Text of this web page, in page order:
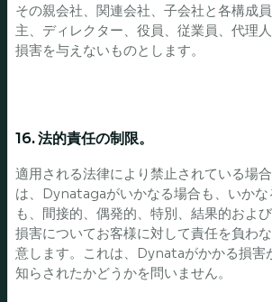
その親会社、関連会社、子会社と各構成
主、ディレクター、役員、従業員、代理人
損害を与えないものとします。
16. 法的責任の制限。
適用される法律により禁止されている場
は、Dynatagaがいかなる場合も、いかな
も、間接的、偶発的、特別、結果的およ
損害についてお客様に対して責任を負わ
意します。これは、Dynataがかかる損害
知らされたかどうかを問いません。